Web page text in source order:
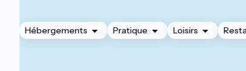
Hébergements Pratique Loisirs